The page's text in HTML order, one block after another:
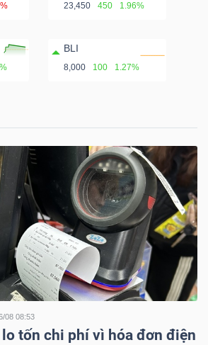
23,450 450 1.96%
BLI
8,000 100 1.27%
08 08:53
tốn chi phí vì hóa đơn điện